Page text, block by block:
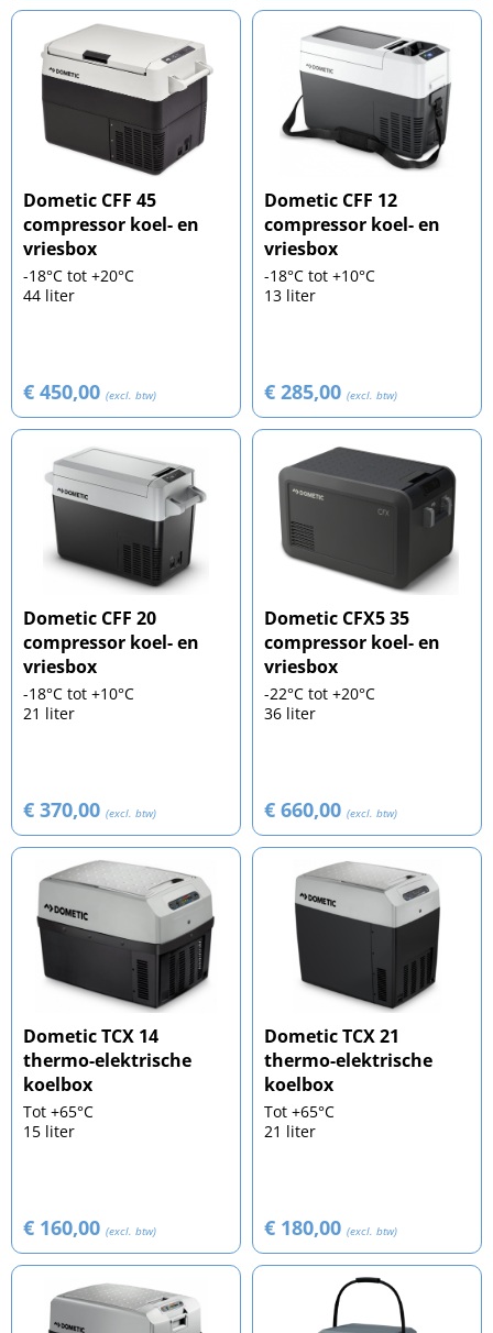
Dometic CFF 45
compressor koel- en
vriesbox
-18°C tot +20°C
44 liter
€ 450,00 (excl. btw)
Dometic CFF 12
compressor koel- en
vriesbox
-18°C tot +10°C
13 liter
€ 285,00 (excl. btw)
Dometic CFF 20
compressor koel- en
vriesbox
-18°C tot +10°C
21 liter
€ 370,00 (excl. btw)
Dometic CFX5 35
compressor koel- en
vriesbox
-22°C tot +20°C
36 liter
€ 660,00 (excl. btw)
Dometic TCX 14
thermo-elektrische
koelbox
Tot +65°C
15 liter
€ 160,00 (excl. btw)
Dometic TCX 21
thermo-elektrische
koelbox
Tot +65°C
21 liter
€ 180,00 (excl. btw)